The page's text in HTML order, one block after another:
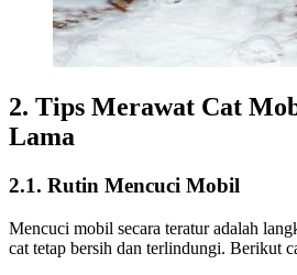
2. Tips Merawat Cat
Lama
2.1. Rutin Mencuci Mobil
Mencuci mobil secara teratur adalah
cat tetap bersih dan terlindungi. Berikut